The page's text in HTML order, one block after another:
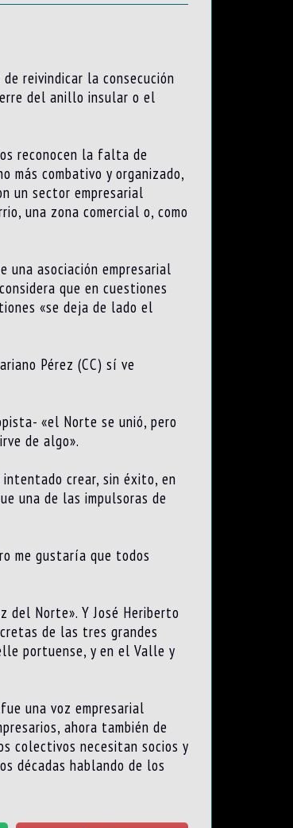
reivindicar la consecución
del anillo insular o el
reconocen la falta de
más combativo y organizado,
un sector empresarial
una zona comercial o, como
asociación empresarial
que en cuestiones
«se deja de lado el
Pérez (CC) sí ve
«el Norte se unió, pero
de algo».
crear, sin éxito, en
una de las impulsoras de
me gustaría que todos
del Norte». Y José Heriberto
de las tres grandes
portuense, y en el Valle y
una voz empresarial
ahora también de
colectivos necesitan socios y
décadas hablando de los